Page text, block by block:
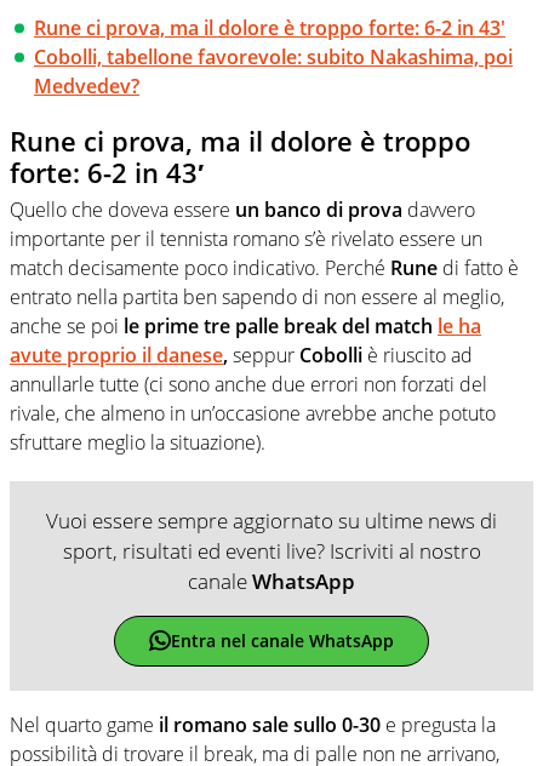
Rune ci prova, ma il dolore è troppo forte: 6-2 in 43'
Cobolli, tabellone favorevole: subito Nakashima, poi
Medvedev?
Rune ci prova, ma il dolore è troppo
forte: 6-2 in 43′
Quello che doveva essere un banco di prova davvero
importante per il tennista romano s’è rivelato essere un
match decisamente poco indicativo. Perché Rune di fatto è
entrato nella partita ben sapendo di non essere al meglio,
anche se poi le prime tre palle break del match le ha
avute proprio il danese,seppur Cobolli è riuscito ad
annullarle tutte (ci sono anche due errori non forzati del
rivale, che almeno in un’occasione avrebbe anche potuto
sfruttare meglio la situazione).
Vuoi essere sempre aggiornato su ultime news di
sport, risultati ed eventi live? Iscriviti al nostro
canaleWhatsApp
Entra nel canale WhatsApp
Nel quarto game il romano sale sullo 0-30 e pregusta la
possibilità di trovare il break, ma di palle non ne arrivano,